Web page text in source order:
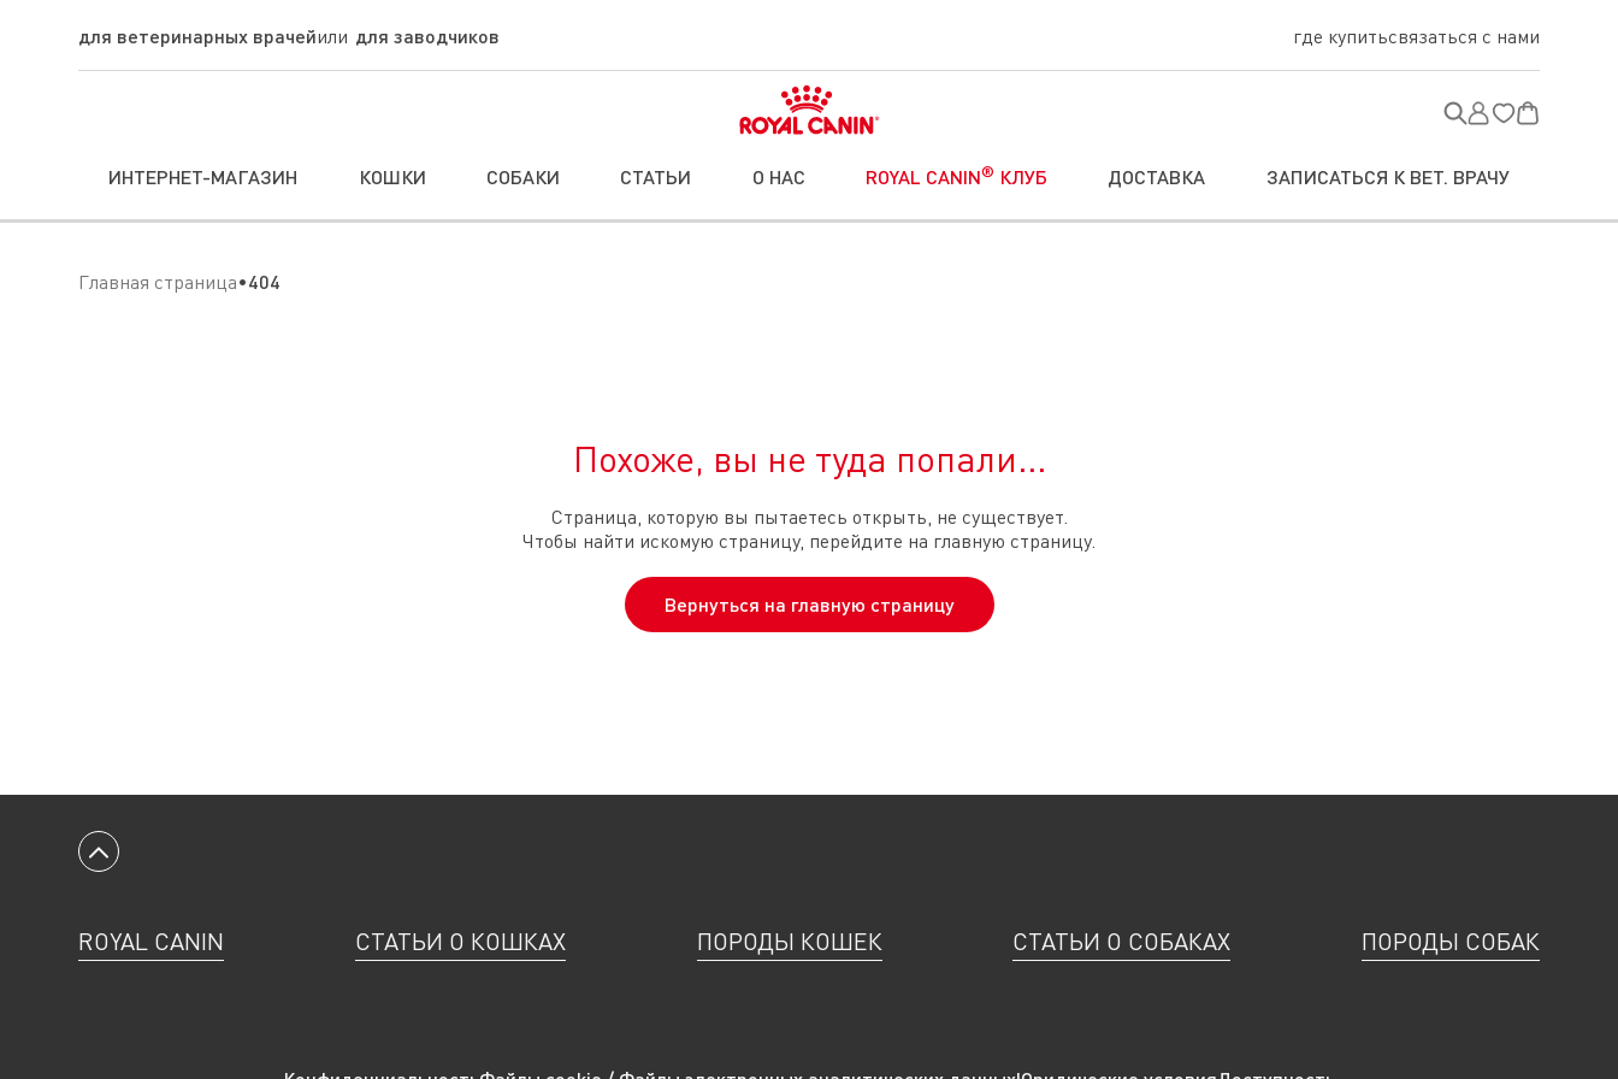
для ветеринарных врачей для заводчиков где купитьсвязаться с нами
ИНТЕРНЕТ-МАГАЗИН КОШКИ СОБАКИ СТАТЬИ О НАС ROYAL CANIN® КЛУБ ДОСТАВКА ЗАПИСАТЬСЯ К ВЕТ. ВРАЧУ
Главная страница 404
Похоже, вы не туда попали...
Страница, которую вы пытаетесь открыть, не существует.
Чтобы найти искомую страницу, перейдите на главную страницу.
Вернуться на главную страницу
Вернуться к началу
ROYAL CANIN СТАТЬИ О КОШКАХ ПОРОДЫ КОШЕК СТАТЬИ О СОБАКАХ ПОРОДЫ СОБАК